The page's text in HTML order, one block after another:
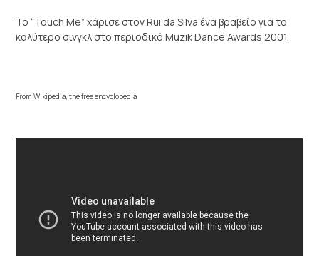
Το “Touch Me” χάρισε στον Rui da Silva ένα βραβείο για το
καλύτερο σινγκλ στο περιοδικό Muzik Dance Awards 2001.
From Wikipedia, the free encyclopedia